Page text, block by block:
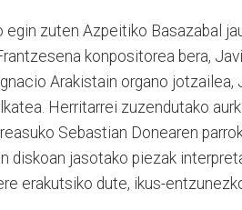
zuten Azpeitiko Basazabal
konpositorea bera,
Arakistain organo
Herritarrei zuzendutako
Sebastian Donearen
diskoan jasotako piezak
erakutsiko dute, ikus-